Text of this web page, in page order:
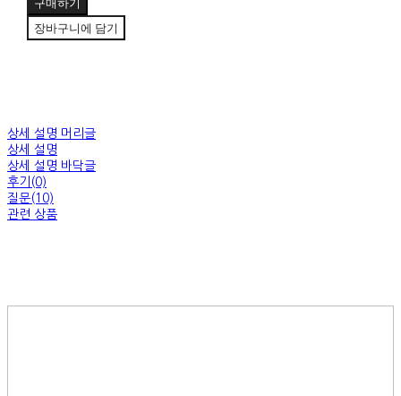
장바구니에 담기
상세 설명 머리글
상세 설명
상세 설명 바닥글
후기(0)
질문(10)
관련 상품